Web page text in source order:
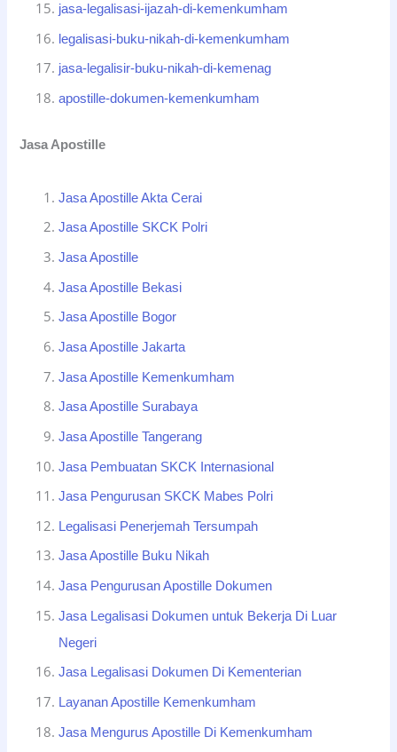
jasa-legalisasi-ijazah-di-kemenkumham
legalisasi-buku-nikah-di-kemenkumham
jasa-legalisir-buku-nikah-di-kemenag
apostille-dokumen-kemenkumham
Jasa Apostille
Jasa Apostille Akta Cerai
Jasa Apostille SKCK Polri
Jasa Apostille
Jasa Apostille Bekasi
Jasa Apostille Bogor
Jasa Apostille Jakarta
Jasa Apostille Kemenkumham
Jasa Apostille Surabaya
Jasa Apostille Tangerang
Jasa Pembuatan SKCK Internasional
Jasa Pengurusan SKCK Mabes Polri
Legalisasi Penerjemah Tersumpah
Jasa Apostille Buku Nikah
Jasa Pengurusan Apostille Dokumen
Jasa Legalisasi Dokumen untuk Bekerja Di Luar
Negeri
Jasa Legalisasi Dokumen Di Kementerian
Layanan Apostille Kemenkumham
Jasa Mengurus Apostille Di Kemenkumham